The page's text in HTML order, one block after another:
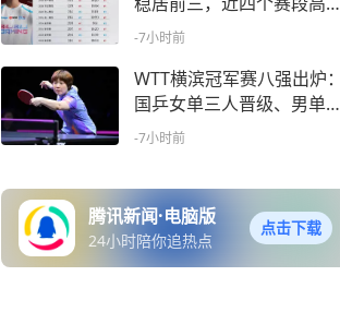
第一
-7小时前
WTT横滨冠军赛八强出炉：
国乒女单三人晋级、男单全
军覆没
-7小时前
腾讯新闻·电脑版
24小时陪你追热点
点击下载